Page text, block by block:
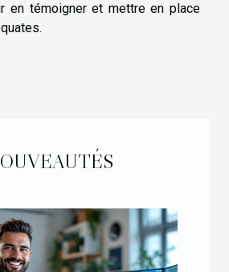
en témoigner et mettre en place